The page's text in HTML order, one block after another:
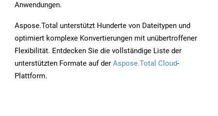
Anwendungen.
Aspose.Total unterstützt Hunderte von Dateitypen und
optimiert komplexe Konvertierungen mit unübertroffener
Flexibilität. Entdecken Sie die vollständige Liste der
unterstützten Formate auf der Aspose.Total Cloud-
Plattform.